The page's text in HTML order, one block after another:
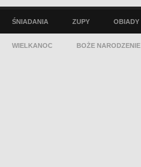
ŚNIADANIA ZUPY OBIADY
WIELKANOC BOŻE NARODZENIE